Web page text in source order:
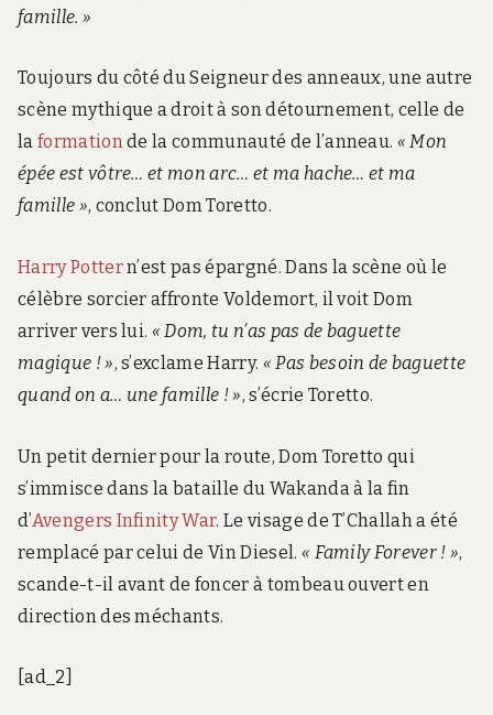
famille. »
Toujours du côté du Seigneur des anneaux, une autre
scène mythique a droit à son détournement, celle de
la formationde la communauté de l’anneau. « Mon
épée est vôtre… et mon arc… et ma hache… et ma
famille », conclut Dom Toretto.
Harry Pottern’est pas épargné. Dans la scène où le
célèbre sorcier affronte Voldemort, il voit Dom
arriver vers lui. « Dom, tu n’as pas de baguette
magique ! », s’exclame Harry. « Pas besoin de baguette
quand on a… une famille ! », s’écrie Toretto.
Un petit dernier pour la route, Dom Toretto qui
s’immisce dans la bataille du Wakanda à la fin
d’Avengers Infinity War. Le visage de T’Challah a été
remplacé par celui de Vin Diesel. « Family Forever ! »,
scande-t-il avant de foncer à tombeau ouvert en
direction des méchants.
[ad_2]